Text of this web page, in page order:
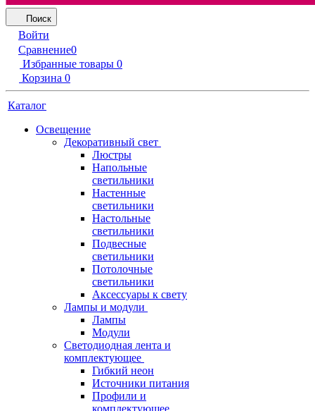
Поиск
Войти
Сравнение0
Избранные товары 0
Корзина 0
Каталог
Освещение
Декоративный свет
Люстры
Напольные
светильники
Настенные
светильники
Настольные
светильники
Подвесные
светильники
Потолочные
светильники
Аксессуары к свету
Лампы и модули
Лампы
Модули
Светодиодная лента и
комплектующее
Гибкий неон
Источники питания
Профили и
комплектующее